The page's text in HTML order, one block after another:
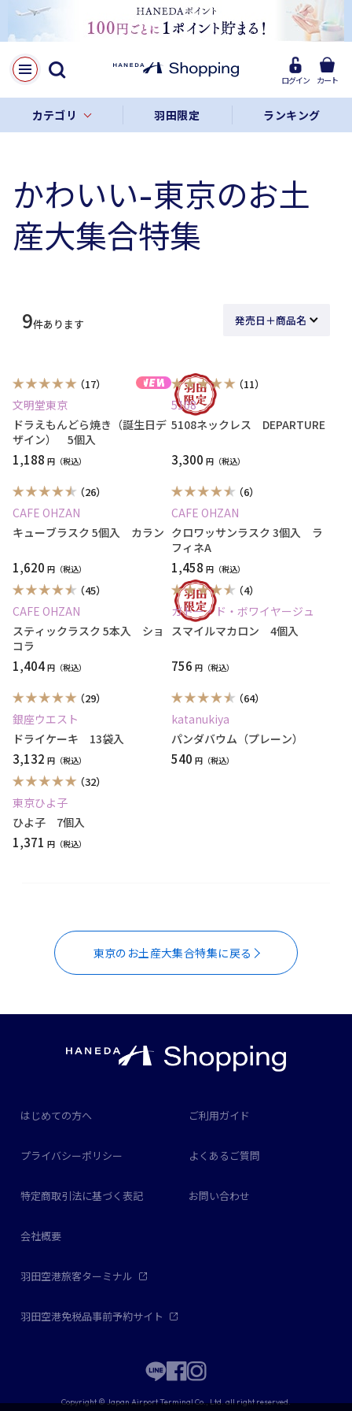
ログイン カート
カテゴリ 羽田限定 ランキング
かわいい-東京のお土
産大集合特集
9件あります
（17）
文明堂東京
ドラえもんどら焼き（誕生日デ
ザイン） 5個入
1,188 円
（11）
5108
5108ネックレス DEPARTURE
3,300 円
（26）
CAFE OHZAN
キューブラスク 5個入 カラン
1,620 円
（6）
CAFE OHZAN
クロワッサンラスク 3個入 ラ
フィネA
1,458 円
（45）
CAFE OHZAN
スティックラスク 5本入 ショ
コラ
1,404円
（4）
ガトー・ド・ボワイヤージュ
スマイルマカロン 4個入
756 円
（29）
銀座ウエスト
ドライケーキ 13袋入
3,132 円
（64）
katanukiya
パンダバウム（プレーン）
540 円
（32）
東京ひよ子
ひよ子 7個入
1,371 円
東京のお土産大集合特集に戻る
はじめての方へ ご利用ガイド
プライバシーポリシー よくあるご質問
特定商取引法に基づく表記 お問い合わせ
会社概要
羽田空港旅客ターミナル
羽田空港免税品事前予約サイト
Copyright © Japan Airport Terminal Co., Ltd. all right reserved.